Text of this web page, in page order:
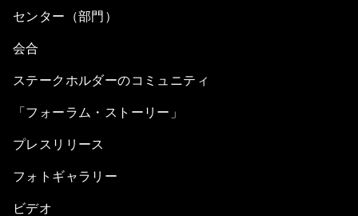
センター（部門）
会合
ステークホルダーのコミュニティ
「フォーラム・ストーリー」
プレスリリース
フォトギャラリー
ビデオ